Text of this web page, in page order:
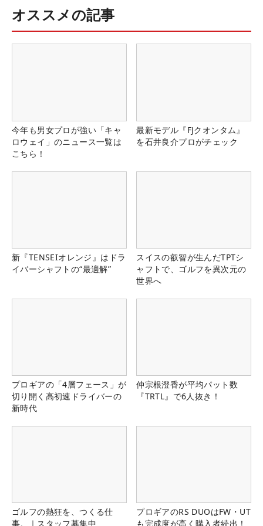
オススメの記事
今年も男女プロが強い「キャ
ロウェイ」のニュース一覧は
こちら！
最新モデル『FJクオンタム』
を石井良介プロがチェック
新『TENSEIオレンジ』はドラ
イバーシャフトの“最適解”
スイスの叡智が生んだTPTシ
ャフトで、ゴルフを異次元の
世界へ
プロギアの「4層フェース」が
切り開く高初速ドライバーの
新時代
仲宗根澄香が平均パット数
『TRTL』で6人抜き！
ゴルフの熱狂を、つくる仕
事。｜スタッフ募集中
プロギアのRS DUOはFW・UT
も完成度が高く購入者続出！